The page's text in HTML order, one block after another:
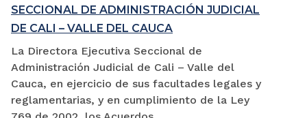
SECCIONAL DE ADMINISTRACIÓN JUDICIAL
DE CALI – VALLE DEL CAUCA
La Directora Ejecutiva Seccional de
Administración Judicial de Cali – Valle del
Cauca, en ejercicio de sus facultades legales y
reglamentarias, y en cumplimiento de la Ley